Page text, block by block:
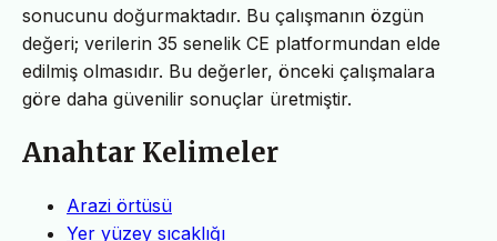
sonucunu doğurmaktadır. Bu çalışmanın özgün
değeri; verilerin 35 senelik CE platformundan elde
edilmiş olmasıdır. Bu değerler, önceki çalışmalara
göre daha güvenilir sonuçlar üretmiştir.
Anahtar Kelimeler
Arazi örtüsü
Yer yüzey sıcaklığı